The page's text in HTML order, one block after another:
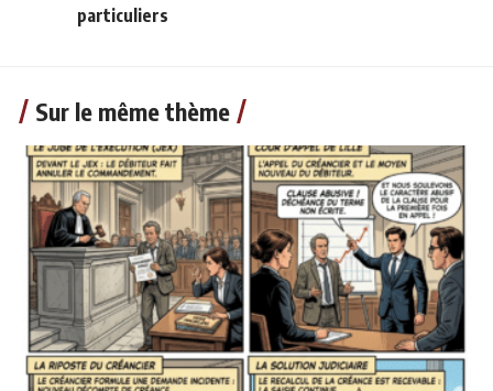
particuliers
Sur le même thème